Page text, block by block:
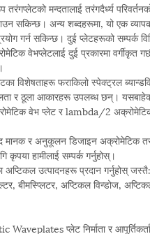
तरंगप्लेटको मन्दतालाई तरंगदैर्ध्य
सकिन्छ। अन्य शब्दहरूमा, यो एक
गर्न सकिन्छ। दुई प्लेटहरूको सम्पर्क
वेभप्लेटलाई दुई प्रकारमा वर्गीकृत
विशेषताहरू फराकिलो स्पेक्ट्रल
र ठूला आकारहरू उपलब्ध छन्।
वेभ प्लेट र lambda/2
र अनुकूलन डिजाइन अक्रोमेटिक
कृपया हामीलाई सम्पर्क गर्नुहोस्।
अप्टिकल उत्पादनहरू प्रदान गर्नुहोस्
बीमस्प्लिटर, अप्टिकल विन्डोज,
प्लेट निर्माता र